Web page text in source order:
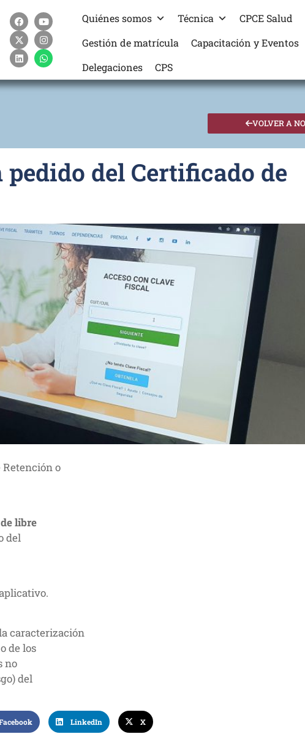
Quiénes somos Técnica CPCE Salud
Gestión de matrícula
Capacitación y Eventos
Delegaciones
CPS
VOLVER A
del Certificado de
o
libre
del
caracterización
de los
no
del
LinkedIn X